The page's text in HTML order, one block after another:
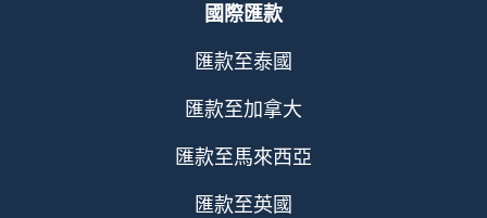
國際匯款
匯款至泰國
匯款至加拿大
匯款至馬來西亞
匯款至英國